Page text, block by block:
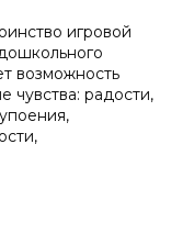
игровой
возможность
чувства: радости,